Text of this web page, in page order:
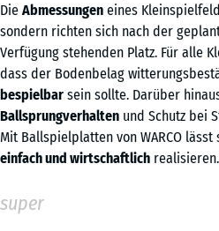
Die Abmessungen eines
sondern richten sich nach der
Verfügung stehenden Platz. Für alle
dass der Bodenbelag
bespielbar sein sollte. Darüber
Ballsprungverhalten und Schutz bei
Mit Ballspielplatten von WARCO
einfach und wirtschaftlich realisieren.
super